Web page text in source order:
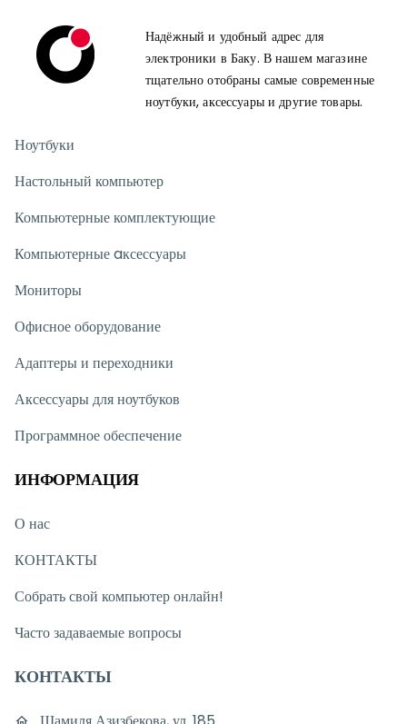
Надёжный и удобный адрес для
электроники в Баку. В нашем магазине
тщательно отобраны самые современные
ноутбуки, аксессуары и другие товары.
Ноутбуки
Настольный компьютер
Компьютерные комплектующие
Компьютерные aксессуары
Мониторы
Офисное оборудование
Адаптеры и переходники
Аксессуары для ноутбуков
Программное обеспечение
ИНФОРМАЦИЯ
О нас
КОНТАКТЫ
Собрать свой компьютер онлайн!
Часто задаваемые вопросы
КОНТАКТЫ